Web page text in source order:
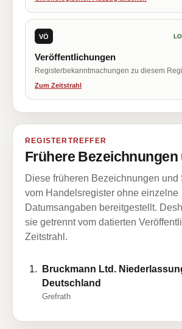
VÖ
Veröffentlichungen
Registerbekanntmachungen zu diesem
Zum Zeitstrahl
REGISTERTREFFER
Frühere Bezeichnungen
Diese früheren Bezeichnungen und
vom Handelsregister ohne einzelne
Datumsangaben bereitgestellt.
sie getrennt vom datierten
Zeitstrahl.
Bruckmann Ltd.
Deutschland
Grefrath